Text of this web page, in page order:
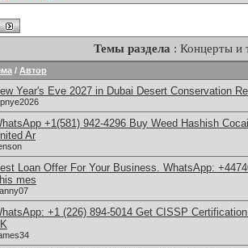
Темы раздела : Концерты и
/ Автор
Year's Eve 2027 in Dubai Desert Conservation
+1(581) 942-4296 Buy Weed Hashish
Ar
Loan Offer For Your Business. WhatsApp:
mes
+1 (226) 894-5014​ Get CISSP